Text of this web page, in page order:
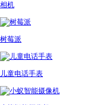
相机
树莓派
儿童电话手表